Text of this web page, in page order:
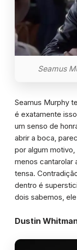
Seamus
Seamus Murphy
é exatamente
um senso de
abrir a boca,
por algum
menos cantarolar
tensa.
dentro é
dois sabemos,
Dustin